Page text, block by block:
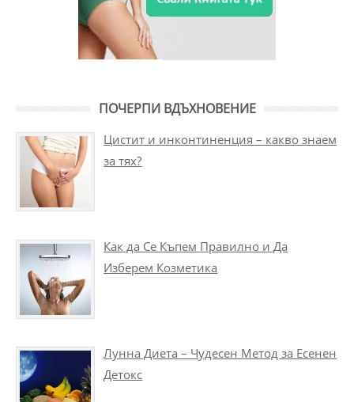
ПОЧЕРПИ ВДЪХНОВЕНИЕ
Цистит и инконтиненция – какво знаем
за тях?
Как да Се Къпем Правилно и Да
Изберем Козметика
Лунна Диета – Чудесен Метод за Есенен
Детокс